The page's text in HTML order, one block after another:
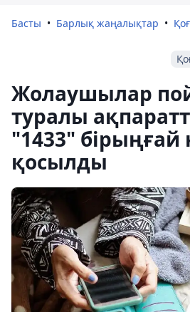
Басты Барлық жаңалықтар
Жолаушылар
туралы
"1433" бірыңғай
қосылды